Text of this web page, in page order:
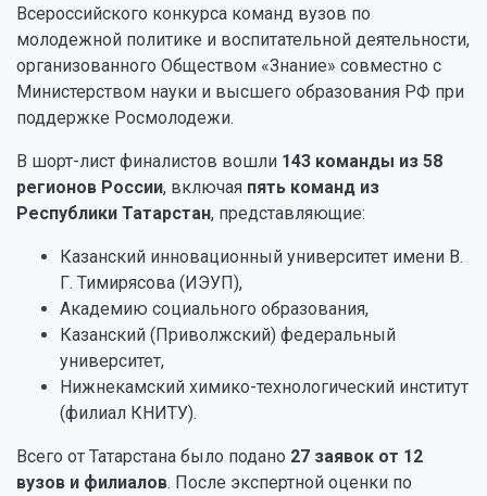
Всероссийского конкурса команд вузов по
молодежной политике и воспитательной деятельности,
организованного Обществом «Знание» совместно с
Министерством науки и высшего образования РФ при
поддержке Росмолодежи.
В шорт-лист финалистов вошли 143 команды из 58
регионов России, включая пять команд из
Республики Татарстан, представляющие:
Казанский инновационный университет имени В.
Г. Тимирясова (ИЭУП),
Академию социального образования,
Казанский (Приволжский) федеральный
университет,
Нижнекамский химико-технологический институт
(филиал КНИТУ).
Всего от Татарстана было подано 27 заявок от 12
вузов и филиалов. После экспертной оценки по